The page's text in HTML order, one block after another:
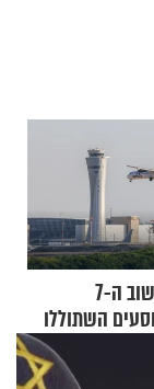
"שיקרה לכם שוב ה-7
השתוללו